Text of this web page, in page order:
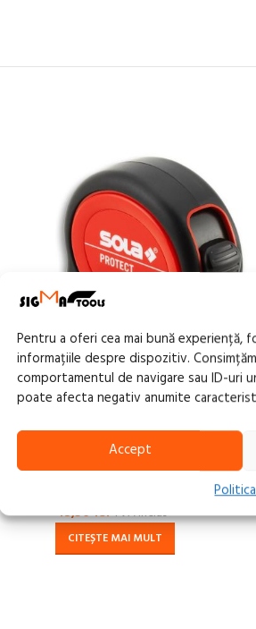
Pentru a oferi cea mai bună experiență,
informațiile despre dispozitiv.
comportamentul de navigare sau ID-uri
poate afecta negativ anumite
Accept
FĂRĂ
Ruleta SOLA PROTECT PE 5, 5m
43,56leiTVA inclus
CITEȘTE MAI MULT